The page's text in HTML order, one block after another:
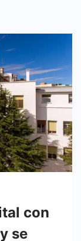
con
se